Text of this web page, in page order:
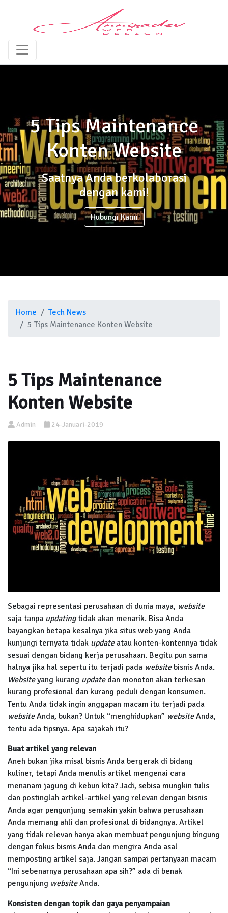
5 Tips Maintenance
Konten Website
Saatnya Anda berkolaborasi
dengan kami!
Hubungi Kami
Home
Tech News
5 Tips Maintenance Konten Website
5 Tips Maintenance
Konten Website
Admin 24-Januari-2019
Sebagai representasi perusahaan di dunia maya, website
saja tanpa updatingtidak akan menarik. Bisa Anda
bayangkan betapa kesalnya jika situs web yang Anda
kunjungi ternyata tidak updateatau konten-kontennya tidak
sesuai dengan bidang kerja perusahaan. Begitu pun sama
halnya jika hal sepertu itu terjadi pada websitebisnis Anda.
Websiteyang kurang updatedan monoton akan terkesan
kurang profesional dan kurang peduli dengan konsumen.
Tentu Anda tidak ingin anggapan macam itu terjadi pada
websiteAnda, bukan? Untuk “menghidupkan” websiteAnda,
tentu ada tipsnya. Apa sajakah itu?
Buat artikel yang relevan
Aneh bukan jika misal bisnis Anda bergerak di bidang
kuliner, tetapi Anda menulis artikel mengenai cara
menanam jagung di kebun kita? Jadi, sebisa mungkin tulis
dan postinglah artikel-artikel yang relevan dengan bisnis
Anda agar pengunjung semakin yakin bahwa perusahaan
Anda memang ahli dan profesional di bidangnya. Artikel
yang tidak relevan hanya akan membuat pengunjung bingung
dengan fokus bisnis Anda dan mengira Anda asal
memposting artikel saja. Jangan sampai pertanyaan macam
“Ini sebenarnya perusahaan apa sih?” ada di benak
pengunjung websiteAnda.
Konsisten dengan topik dan gaya penyampaian